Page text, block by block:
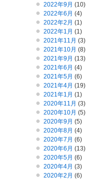
2022年9月 (10)
2022年6月 (4)
2022年2月 (1)
2022年1月 (1)
2021年11月 (3)
2021年10月 (8)
2021年9月 (13)
2021年6月 (4)
2021年5月 (6)
2021年4月 (19)
2021年1月 (1)
2020年11月 (3)
2020年10月 (5)
2020年9月 (5)
2020年8月 (4)
2020年7月 (6)
2020年6月 (13)
2020年5月 (6)
2020年4月 (3)
2020年2月 (6)